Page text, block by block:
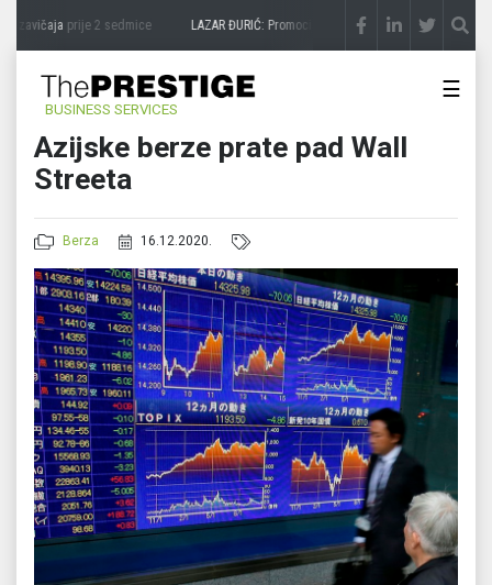
zavičajaprije 2 sedmice LAZAR ĐURIĆ: Promocija potencijal pretvara u destinaciju
BUSINESS SERVICES
☰
Azijske berze prate pad Wall
Streeta
Berza 16.12.2020.